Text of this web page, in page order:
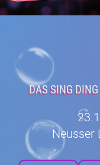
DAS SING
Neusser